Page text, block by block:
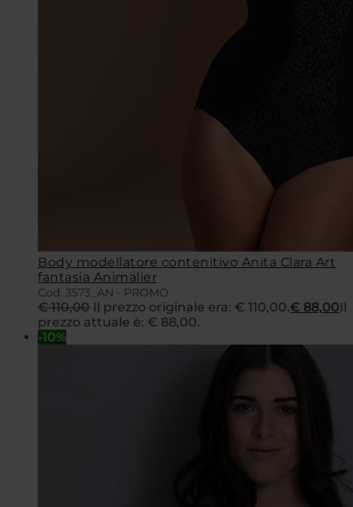
Body modellatore contenitivo Anita Clara Art
fantasia Animalier
Cod. 3573_AN - PROMO
€110,00 Il prezzo originale era: € 110,00.€ 88,00Il
prezzo attuale è: € 88,00.
-10%